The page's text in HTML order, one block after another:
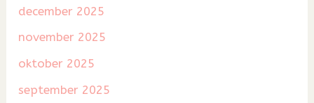
december 2025
november 2025
oktober 2025
september 2025